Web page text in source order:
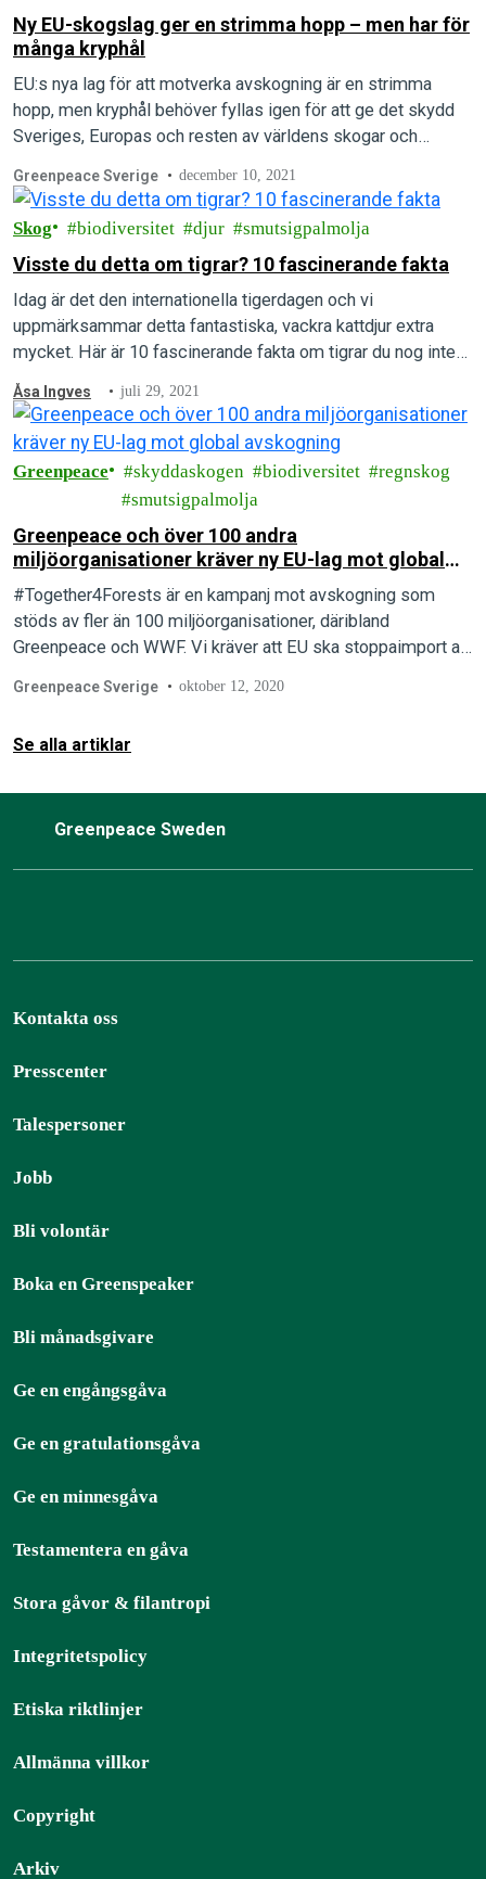
Ny EU-skogslag ger en strimma hopp – men har för
många kryphål
EU:s nya lag för att motverka avskogning är en strimma
hopp, men kryphål behöver fyllas igen för att ge det skydd
Sveriges, Europas och resten av världens skogar och
Greenpeace Sverige december 10, 2021
Skog biodiversitet djur smutsigpalmolja
Visste du detta om tigrar? 10 fascinerande fakta
Idag är det den internationella tigerdagen och vi
uppmärksammar detta fantastiska, vackra kattdjur extra
mycket. Här är 10 fascinerande fakta om tigrar du nog inte
hade koll på!
Åsa Ingves juli 29, 2021
Greenpeace skyddaskogen biodiversitet
regnskog
smutsigpalmolja
Greenpeace och över 100 andra
miljöorganisationer kräver ny EU-lag mot global
avskogning
#Together4Forests är en kampanj mot avskogning som
stöds av fler än 100 miljöorganisationer, däribland
Greenpeace och WWF. Vi kräver att EU ska stoppaimport av
skogsförstörelse och människorättsbrott.
Greenpeace Sverige oktober 12, 2020
Se alla artiklar
Greenpeace Sweden
Kontakta oss
Presscenter
Talespersoner
Jobb
Bli volontär
Boka en Greenspeaker
Bli månadsgivare
Ge en engångsgåva
Ge en gratulationsgåva
Ge en minnesgåva
Testamentera en gåva
Stora gåvor & filantropi
Integritetspolicy
Etiska riktlinjer
Allmänna villkor
Copyright
Arkiv